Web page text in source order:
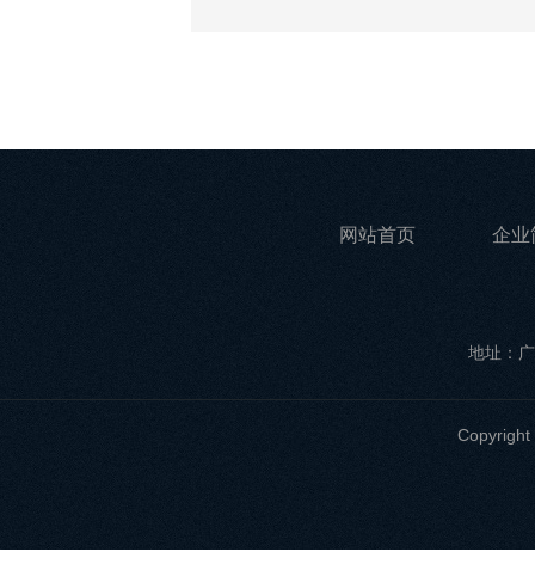
网站首页 企业
地址：